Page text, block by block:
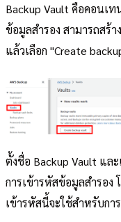
Backup Vault คือคอนเท
ข้อมูลสำรอง สามารถสร้า
แล้วเลือก "Create
ตั้งชื่อ Backup Vault และ
การเข้ารหัสข้อมูลสำรอง
เข้ารหัสนี้จะใช้สำหรับกา